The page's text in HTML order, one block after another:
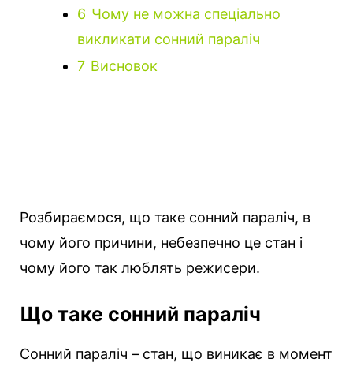
6 Чому не можна спеціально
викликати сонний параліч
7 Висновок
Розбираємося, що таке сонний параліч, в
чому його причини, небезпечно це стан і
чому його так люблять режисери.
Що таке сонний параліч
Сонний параліч – стан, що виникає в момент